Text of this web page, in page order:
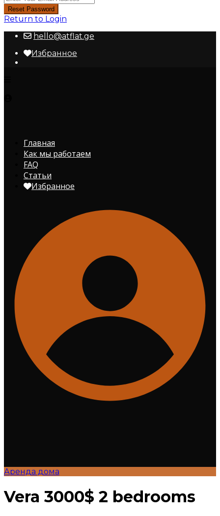
Reset Password
Return to Login
hello@atflat.ge
Избранное
Главная
Как мы работаем
FAQ
Статьи
Избранное
Аренда дома
Vera 3000$ 2 bedrooms